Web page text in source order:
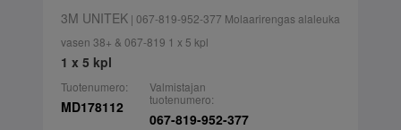
3M UNITEK| 067-819-952-377 Molaarirengas alaleuka
vasen 38+ & 067-819 1 x 5 kpl
1 x 5 kpl
Tuotenumero:
MD178112
Valmistajan
tuotenumero:
067-819-952-377